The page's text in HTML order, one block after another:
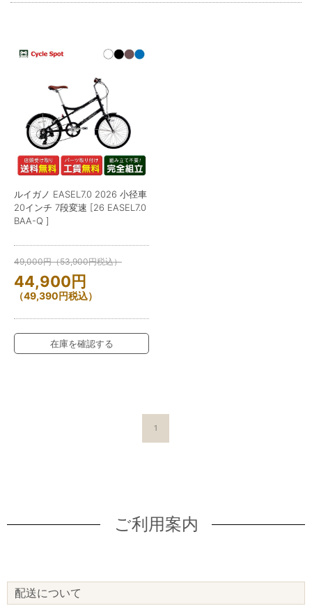
ルイガノ EASEL7.0 2026 小径車
20インチ 7段変速 [26 EASEL7.0
BAA-Q ]
49,000円（53,900円税込）
44,900円
（49,390円税込）
在庫を確認する
1
ご利用案内
配送について